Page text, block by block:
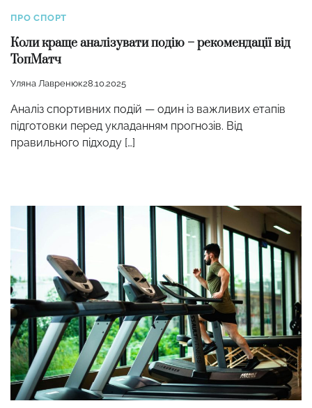
ПРО СПОРТ
Коли краще аналізувати подію – рекомендації від
ТопМатч
Уляна Лавренюк28.10.2025
Аналіз спортивних подій — один із важливих етапів
підготовки перед укладанням прогнозів. Від
правильного підходу […]